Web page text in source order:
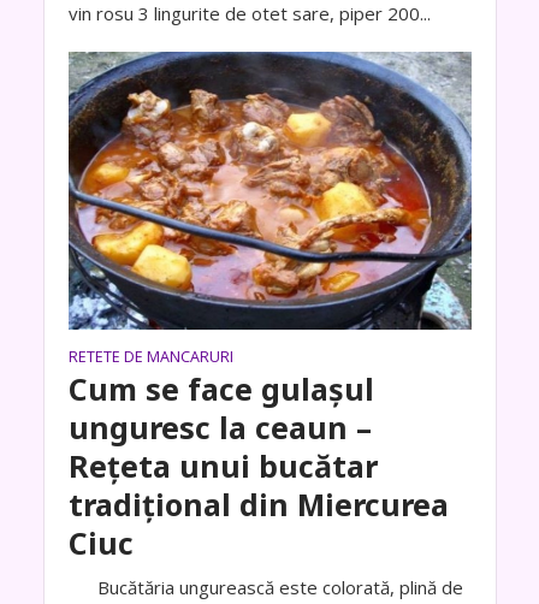
vin rosu 3 lingurite de otet sare, piper 200...
RETETE DE MANCARURI
Cum se face gulașul
unguresc la ceaun –
Rețeta unui bucătar
tradițional din Miercurea
Ciuc
Bucătăria ungurească este colorată, plină de